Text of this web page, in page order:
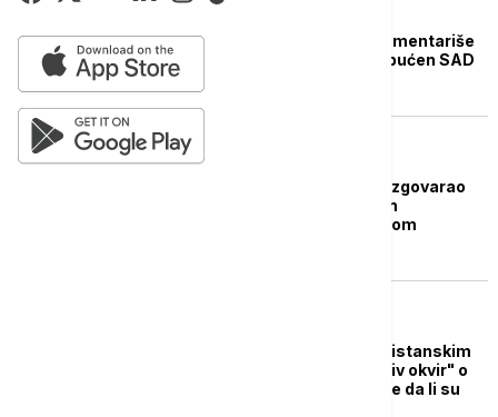
Bela kuća odbila da komentariše
novi iranski predlog upućen SAD
Premijer Pakistana razgovarao
telefonom sa iranskim
predsednikom Masudom
Arakči predstavio pakistanskim
posrednicima "izvodljiv okvir" o
okončanju rata, pitanje da li su